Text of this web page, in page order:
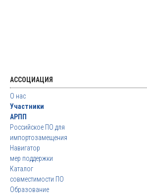
АССОЦИАЦИЯ
О нас
Участники
АРПП
Российское ПО для
импортозамещения
Навигатор
мер поддержки
Каталог
совместимости ПО
Образование